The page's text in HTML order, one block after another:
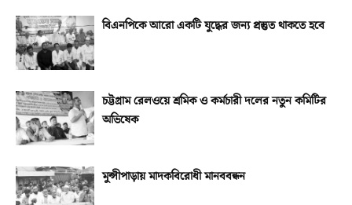
বিএনপিকে আরো একটি যুদ্ধের জন্য প্রস্তুত থাকতে হবে
চট্টগ্রাম রেলওয়ে শ্রমিক ও কর্মচারী দলের নতুন কমিটির
অভিষেক
মুন্সীপাড়ায় মাদকবিরোধী মানববন্ধন